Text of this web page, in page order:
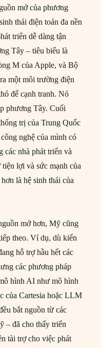
mở của phương
thái điện toán đa nền
triển dễ dàng tận
Tây – tiêu biểu là
M của Apple, và Bộ
một môi trường điện
để cạnh tranh. Nó
phương Tây. Cuối
trị của Trung Quốc
nghệ của mình có
các nhà phát triển và
lợi và sức mạnh của
là hệ sinh thái của
mở hơn, Mỹ cũng
theo. Ví dụ, dù kiến
hỗ trợ hầu hết các
các phương pháp
hình AI như mô hình
của Cartesia hoặc LLM
bắt nguồn từ các
– đã cho thấy triển
tài trợ cho việc phát